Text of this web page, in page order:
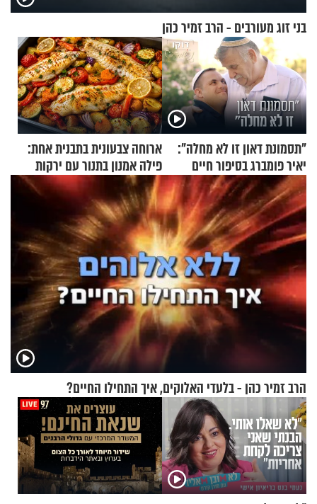
בני זוג מעורבים - הרב זמיר כהן
"תסמונת דאון זו לא מחלה":
יאיר פומברג בסיפור חיים
מעורר השראה
ארוחה צבעונית בתבנית אחת:
פילה אמנון בתנור עם ירקות
הרב זמיר כהן - בלעדי האלוקים, איך התחילו החיים?